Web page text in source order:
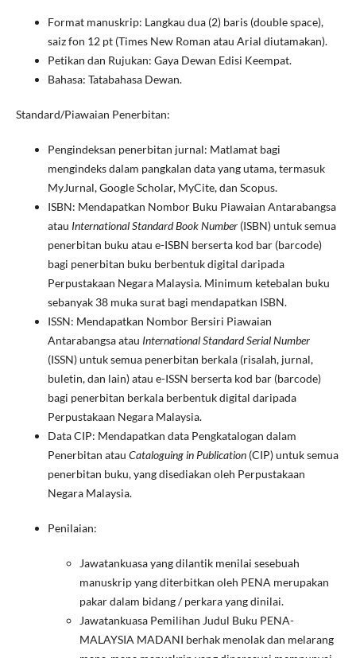
Format manuskrip: Langkau dua (2) baris (double space),
saiz fon 12 pt (Times New Roman atau Arial diutamakan).
Petikan dan Rujukan: Gaya Dewan Edisi Keempat.
Bahasa: Tatabahasa Dewan.
Standard/Piawaian Penerbitan:
Pengindeksan penerbitan jurnal: Matlamat bagi
mengindeks dalam pangkalan data yang utama, termasuk
MyJurnal, Google Scholar, MyCite, dan Scopus.
ISBN: Mendapatkan Nombor Buku Piawaian Antarabangsa
atau International Standard Book Number(ISBN) untuk semua
penerbitan buku atau e-ISBN berserta kod bar (barcode)
bagi penerbitan buku berbentuk digital daripada
Perpustakaan Negara Malaysia. Minimum ketebalan buku
sebanyak 38 muka surat bagi mendapatkan ISBN.
ISSN: Mendapatkan Nombor Bersiri Piawaian
Antarabangsa atau International Standard Serial Number
(ISSN) untuk semua penerbitan berkala (risalah, jurnal,
buletin, dan lain) atau e-ISSN berserta kod bar (barcode)
bagi penerbitan berkala berbentuk digital daripada
Perpustakaan Negara Malaysia.
Data CIP: Mendapatkan data Pengkatalogan dalam
Penerbitan atau Cataloguing in Publication(CIP) untuk semua
penerbitan buku, yang disediakan oleh Perpustakaan
Negara Malaysia.
Penilaian:
Jawatankuasa yang dilantik menilai sesebuah
manuskrip yang diterbitkan oleh PENA merupakan
pakar dalam bidang / perkara yang dinilai.
Jawatankuasa Pemilihan Judul Buku PENA-
MALAYSIA MADANI berhak menolak dan melarang